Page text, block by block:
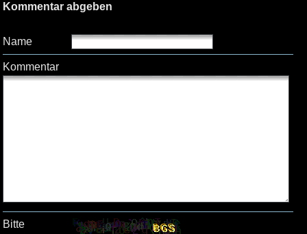
Kommentar abgeben
Name
Kommentar
Bitte